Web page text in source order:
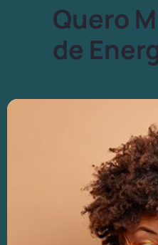
Quero
de